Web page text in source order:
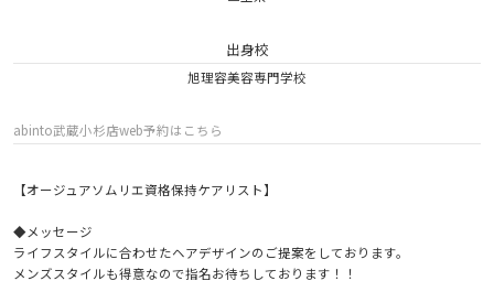
出身校
旭理容美容専門学校
abinto武蔵小杉店web予約はこちら
【オージュアソムリエ資格保持ケアリスト】
◆メッセージ
ライフスタイルに合わせたヘアデザインのご提案をしております。
メンズスタイルも得意なので指名お待ちしております！！